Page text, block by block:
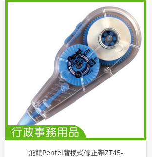
飛龍Pentel替換式修正帶ZT45-